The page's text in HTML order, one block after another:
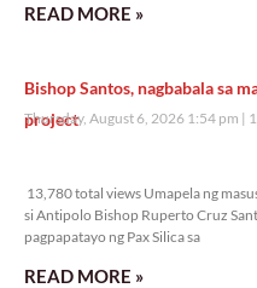
READ MORE »
Bishop Santos, nagbabala sa
project
Thursday, August 6, 2026 1:54 pm
13,780 total views Umapela ng
si Antipolo Bishop Ruperto Cruz
pagpapatayo ng Pax Silica sa
READ MORE »